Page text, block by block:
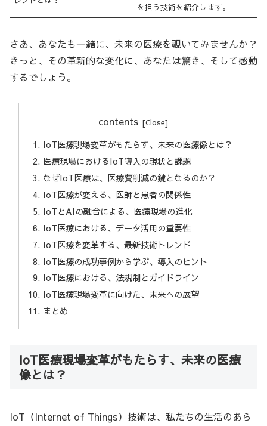
を担う技術を紹介します。
さあ、あなたも一緒に、未来の医療を覗いてみませんか？
きっと、その革新的な変化に、あなたは驚き、そして感動
するでしょう。
contents
IoT医療現場変革がもたらす、未来の医療像とは？
医療現場におけるIoT導入の現状と課題
なぜIoT医療は、医療費削減の鍵となるのか？
IoT医療が変える、医師と患者の関係性
IoTとAIの融合による、医療現場の進化
IoT医療における、データ活用の重要性
IoT医療を変革する、最新技術トレンド
IoT医療の成功事例から学ぶ、導入のヒント
IoT医療における、法規制とガイドライン
IoT医療現場変革に向けた、未来への展望
まとめ
IoT医療現場変革がもたらす、未来の医療
像とは？
IoT（Internet of Things）技術は、私たちの生活のあら